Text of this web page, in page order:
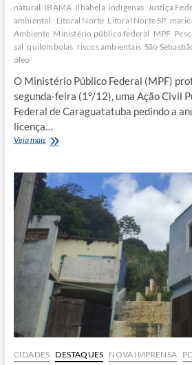
natural IBAMA Ilhabela indígenas Justiça
ambiental.
Litoral Norte Litoral Norte SP
Ambiente Ministério público federal MPF
sal quilombolas riscos ambientais São
óleo
O Ministério Público Federal (MPF)
segunda-feira (1º/12), uma Ação Civil
Federal de Caraguatatuba pedindo a
licença…
Veja maisMPF
para
suspender
licença
do
pré-
sal
proteger
Litoral
Norte
CIDADES DESTAQUES NOVA IMPRENSA